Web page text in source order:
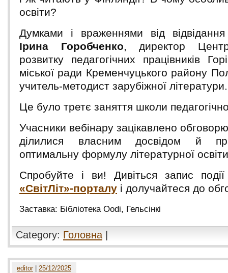
освіти?
Думками і враженнями від відвідання
Ірина Горобченко, директор
розвитку педагогічних працівників
міської ради Кременчуцького району
учитель-методист зарубіжної літератури.
Це було третє заняття школи
Учасники вебінару зацікавлено
ділилися власним досвідом й
оптимальну формулу літературної
Спробуйте і ви! Дивіться запис
«СвітЛіт»-порталу і долучайтеся до
Заставка: Бібліотека Oodi, Гельсінкі
Category: Головна
editor| 25/12/2025